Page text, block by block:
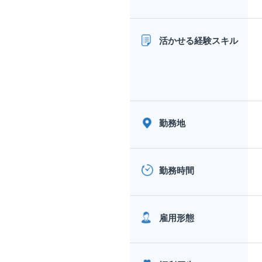
活かせる経験スキル
勤務地
勤務時間
雇用形態